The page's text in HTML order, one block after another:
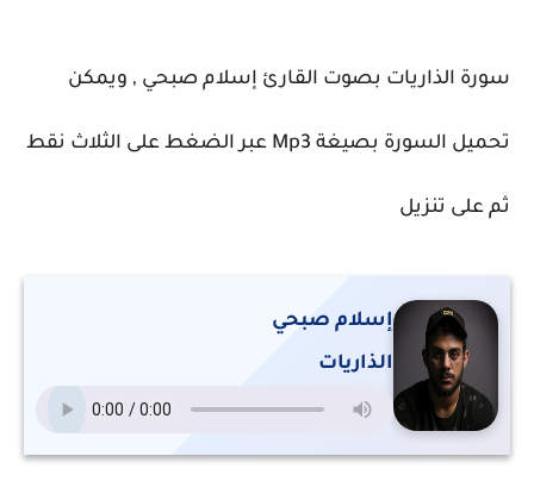
سورة الذاريات بصوت القارئ إسلام صبحي , ويمكن
تحميل السورة بصيغة Mp3 عبر الضغط على الثلاث نقط
ثم على تنزيل
إسلام صبحي
الذاريات